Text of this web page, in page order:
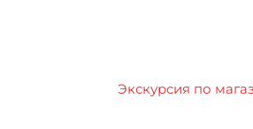
Экскурсия по